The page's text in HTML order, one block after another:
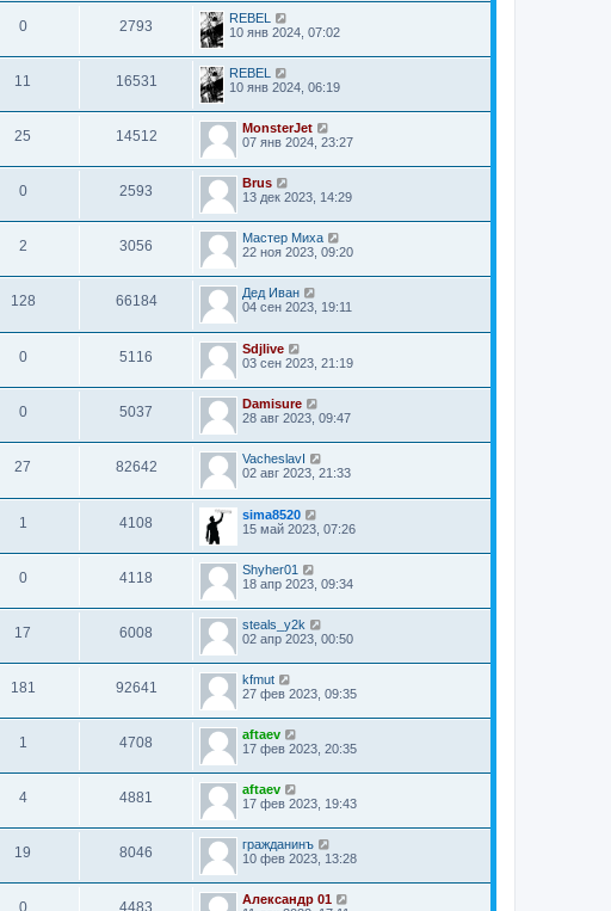
0 2793
REBEL
10 янв 2024, 07:02
11 16531
REBEL
10 янв 2024, 06:19
25 14512
MonsterJet
07 янв 2024, 23:27
0 2593
Brus
13 дек 2023, 14:29
2 3056
Мастер Миха
22 ноя 2023, 09:20
128 66184
Дед Иван
04 сен 2023, 19:11
0 5116
Sdjlive
03 сен 2023, 21:19
0 5037
Damisure
28 авг 2023, 09:47
27 82642
VacheslavI
02 авг 2023, 21:33
1 4108
sima8520
15 май 2023, 07:26
0 4118
Shyher01
18 апр 2023, 09:34
17 6008
steals_y2k
02 апр 2023, 00:50
181 92641
kfmut
27 фев 2023, 09:35
1 4708
aftaev
17 фев 2023, 20:35
4 4881
aftaev
17 фев 2023, 19:43
19 8046
гражданинъ
10 фев 2023, 13:28
Александр 01